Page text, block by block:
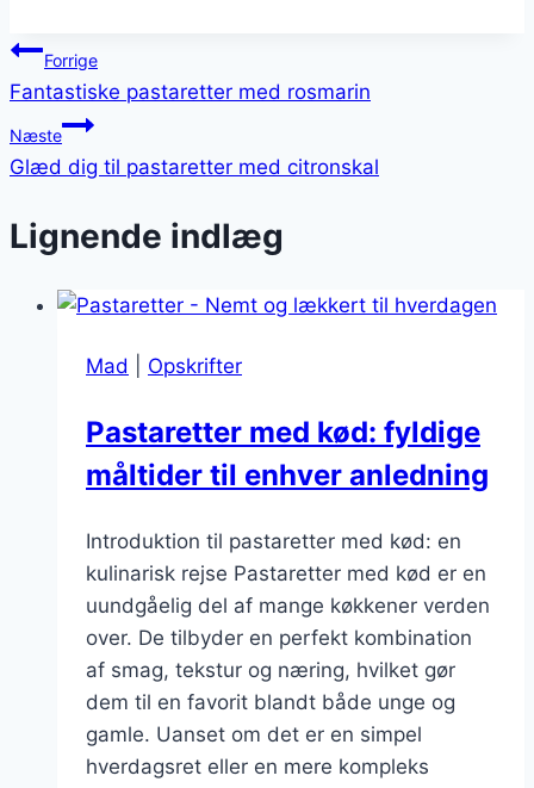
Indlægsnavigation
Forrige
Fantastiske pastaretter med rosmarin
Næste
Glæd dig til pastaretter med citronskal
Lignende indlæg
Mad Opskrifter
Pastaretter med kød: fyldige
måltider til enhver anledning
Introduktion til pastaretter med kød: en
kulinarisk rejse Pastaretter med kød er en
uundgåelig del af mange køkkener verden
over. De tilbyder en perfekt kombination
af smag, tekstur og næring, hvilket gør
dem til en favorit blandt både unge og
gamle. Uanset om det er en simpel
hverdagsret eller en mere kompleks